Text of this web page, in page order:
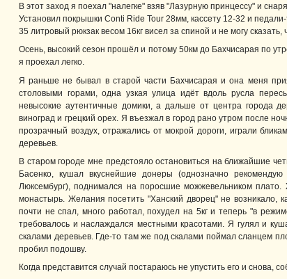
В этот заход я поехал "налегке" взяв "Лазурную принцессу" и
Установил покрышки Conti Ride Tour 28мм, кассету 12-32 и
35 литровый рюкзак весом 16кг висел за спиной и не могу
Осень, высокий сезон прошёл и потому 50км до Бахчисарая по
я проехал легко.
Я раньше не бывал в старой части Бахчисарая и она меня
столовыми горами, одна узкая улица идёт вдоль русла
невысокие аутентичные домики, а дальше от центра города
виноград и грецкий орех. Я въезжал в город рано утром после
прозрачный воздух, отражались от мокрой дороги, играли
деревьев.
В старом городе мне предстояло остановиться на ближайшие
Басенко, кушал вкуснейшие донеры (однозначно
Люксембург), поднимался на поросшие можжевельником
монастырь. Желания посетить "Ханский дворец" не возникало,
почти не спал, много работал, похудел на 5кг и теперь "в
требовалось и наслаждался местными красотами. Я гулял и
скалами деревьев. Где-то там же под скалами поймал сланцем
пробил подошву.
Когда представится случай постараюсь не упустить его и